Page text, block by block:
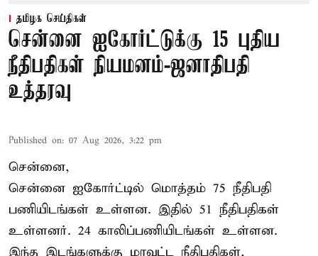
தமிழக செய்திகள்
சென்னை ஐகோர்ட்டுக்கு 15 புதிய
நீதிபதிகள் நியமனம்-ஜனாதிபதி
உத்தரவு
Published on: 07 Aug 2026, 3:22 pm
சென்னை,
சென்னை ஐகோர்ட்டில் மொத்தம் 75 நீதிபதி
பணியிடங்கள் உள்ளன. இதில் 51 நீதிபதிகள்
உள்ளனர். 24 காலிப்பணியிடங்கள் உள்ளன.
இந்த இடங்களுக்கு மாவட்ட நீதிபதிகள்,